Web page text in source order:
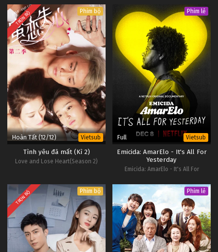
TRỌN BỘ Phim bộ
Hoàn Tất (12/12) Vietsub
Tình yêu đã mất (Kì 2)
Love and Lose Heart(Season 2)
Phim lẻ
Full Vietsub
Emicida: AmarElo - It's All For
Yesterday
Emicida: AmarElo - It's All For
TRỌN BỘ Phim bộ Phim lẻ